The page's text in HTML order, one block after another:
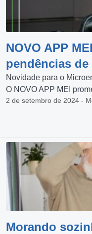
NOVO APP
pendências
Novidade para o
O NOVO APP MEI
2 de setembro de 2024 -
Morando